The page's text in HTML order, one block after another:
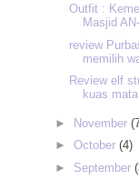
Outfit :
Masjid
review
memilih
Review elf
kuas mata
► November
► October (4)
► September